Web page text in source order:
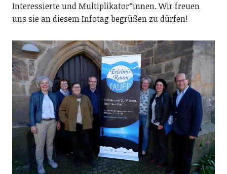
Interessierte und Multiplikator*innen. Wir freuen
uns sie an diesem Infotag begrüßen zu dürfen!